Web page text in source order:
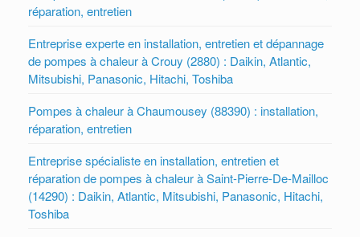
réparation, entretien
Entreprise experte en installation, entretien et dépannage
de pompes à chaleur à Crouy (2880) : Daikin, Atlantic,
Mitsubishi, Panasonic, Hitachi, Toshiba
Pompes à chaleur à Chaumousey (88390) : installation,
réparation, entretien
Entreprise spécialiste en installation, entretien et
réparation de pompes à chaleur à Saint-Pierre-De-Mailloc
(14290) : Daikin, Atlantic, Mitsubishi, Panasonic, Hitachi,
Toshiba